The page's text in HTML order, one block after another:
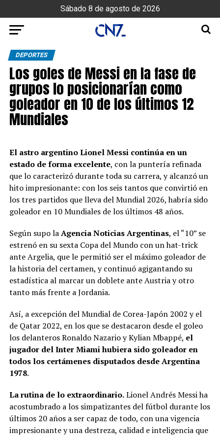
Sábado 8 de agosto de 2026
DEPORTES
Los goles de Messi en la fase de
grupos lo posicionarían como
goleador en 10 de los últimos 12
Mundiales
El astro argentino Lionel Messi continúa en un
estado de forma excelente, con la puntería refinada
que lo caracterizó durante toda su carrera, y alcanzó un
hito impresionante: con los seis tantos que convirtió en
los tres partidos que lleva del Mundial 2026, habría sido
goleador en 10 Mundiales de los últimos 48 años.
Según supo laAgencia Noticias Argentinas, el “10” se
estrenó en su sexta Copa del Mundo con un hat-trick
ante Argelia, que le permitió ser el máximo goleador de
la historia del certamen, y continuó agigantando su
estadística al marcar un doblete ante Austria y otro
tanto más frente a Jordania.
Así, a excepción del Mundial de Corea-Japón 2002 y el
de Qatar 2022, en los que se destacaron desde el goleo
los delanteros Ronaldo Nazario y Kylian Mbappé, el
jugador del Inter Miami hubiera sido goleador en
todos los certámenes disputados desde Argentina
1978.
La rutina de lo extraordinario.Lionel Andrés Messi ha
acostumbrado a los simpatizantes del fútbol durante los
últimos 20 años a ser capaz de todo, con una vigencia
impresionante y una destreza, calidad e inteligencia que